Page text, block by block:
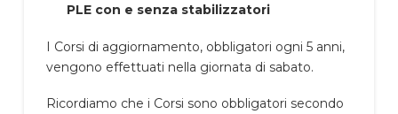
PLE con e senza stabilizzatori
I Corsi di aggiornamento, obbligatori ogni 5 anni,
vengono effettuati nella giornata di sabato.
Ricordiamo che i Corsi sono obbligatori secondo